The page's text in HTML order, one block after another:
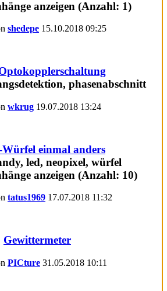
shedepe 15.10.2018 09:25
wkrug 19.07.2018 13:24
einmal anders
tatus1969 17.07.2018 11:32
Gewittermeter
PICture 31.05.2018 10:11